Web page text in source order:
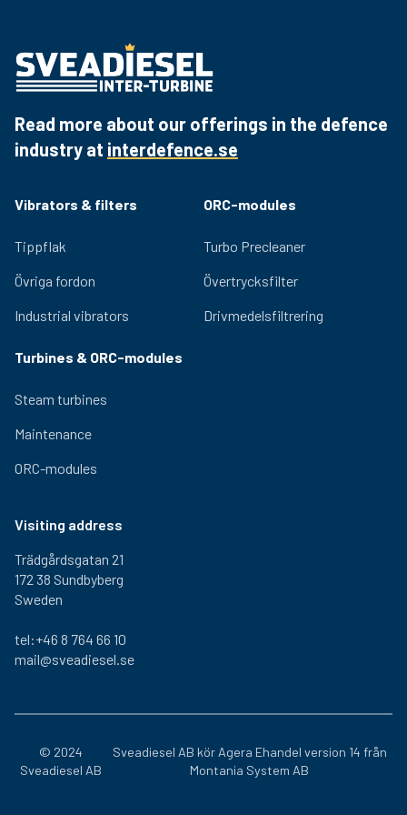
Read more about our offerings in the defence
industry at interdefence.se
Vibrators & filters
Tippflak
Övriga fordon
Industrial vibrators
ORC-modules
Turbo Precleaner
Övertrycksfilter
Drivmedelsfiltrering
Turbines & ORC-modules
Steam turbines
Maintenance
ORC-modules
Visiting address
Trädgårdsgatan 21
172 38 Sundbyberg
Sweden
tel:+46 8 764 66 10
mail@sveadiesel.se
© 2024
Sveadiesel AB
Sveadiesel AB körAgera Ehandel version 14 från
Montania System AB